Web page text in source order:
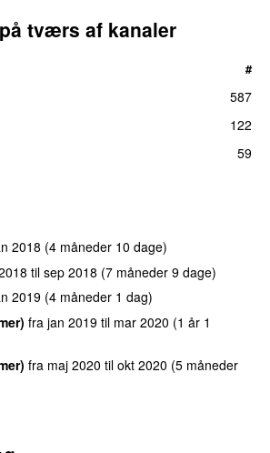
tværs af kanaler
#
587
122
59
2018 (4 måneder 10 dage)
til sep 2018 (7 måneder 9 dage)
2019 (4 måneder 1 dag)
fra jan 2019 til mar 2020 (1 år 1
fra maj 2020 til okt 2020 (5 måneder